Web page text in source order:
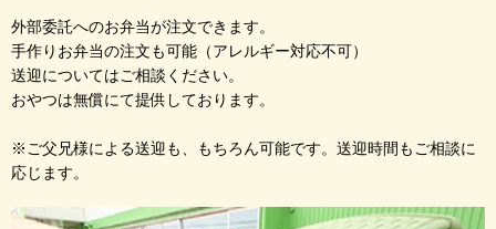
外部委託へのお弁当が注文できます。
手作りお弁当の注文も可能（アレルギー対応不可）
送迎についてはご相談ください。
おやつは無償にて提供しております。
※ご父兄様による送迎も、もちろん可能です。送迎時間もご相談に
応じます。